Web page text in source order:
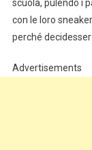
scuola, pulendo i
con le loro
perché
Advertisements